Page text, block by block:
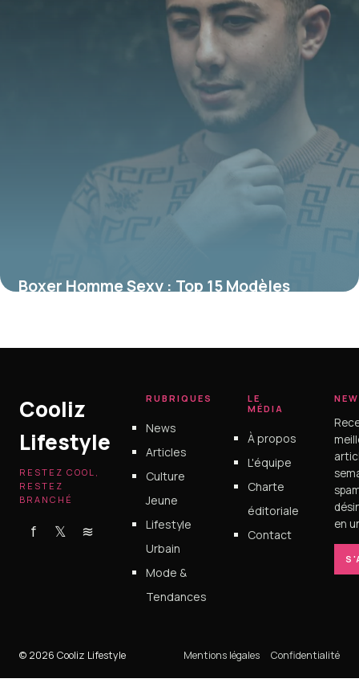
Boxer Homme Sexy : Top 15 Modèles
Cooliz
Lifestyle
RESTEZ COOL,
RESTEZ
BRANCHÉ
f 𝕏 ≋
RUBRIQUES
News
Articles
Culture
Jeune
Lifestyle
Urbain
Mode &
Tendances
LE
MÉDIA
À propos
L'équipe
Charte
éditoriale
Contact
en
© 2026 Cooliz Lifestyle Mentions légales Confidentialité